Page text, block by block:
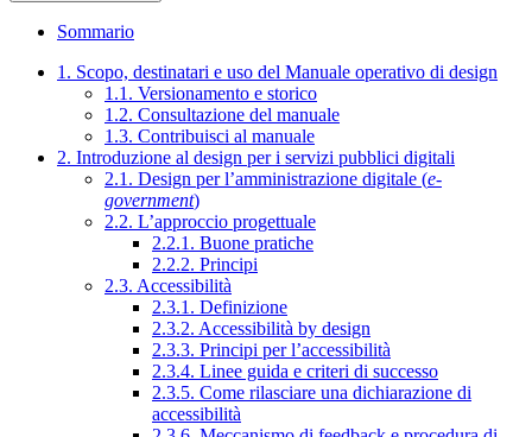
Sommario
1. Scopo, destinatari e uso del Manuale operativo di design
1.1. Versionamento e storico
1.2. Consultazione del manuale
1.3. Contribuisci al manuale
2. Introduzione al design per i servizi pubblici digitali
2.1. Design per l’amministrazione digitale (e-
government)
2.2. L’approccio progettuale
2.2.1. Buone pratiche
2.2.2. Principi
2.3. Accessibilità
2.3.1. Definizione
2.3.2. Accessibilità by design
2.3.3. Principi per l’accessibilità
2.3.4. Linee guida e criteri di successo
2.3.5. Come rilasciare una dichiarazione di
accessibilità